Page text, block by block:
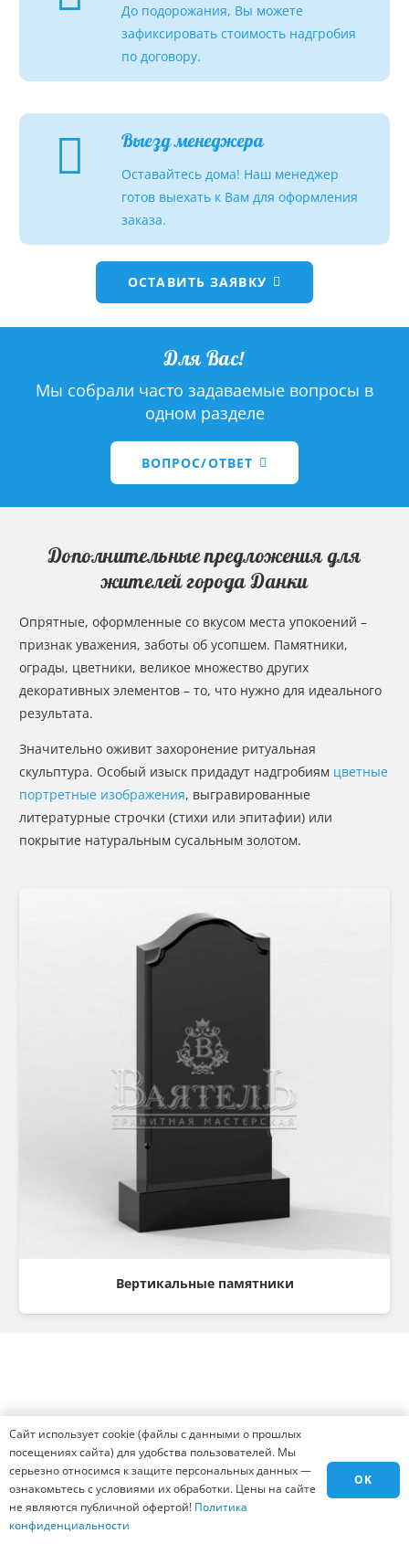
До подорожания, Вы можете
зафиксировать стоимость надгробия
по договору.
Выезд менеджера
Оставайтесь дома! Наш менеджер
готов выехать к Вам для оформления
заказа.
ОСТАВИТЬ ЗАЯВКУ
Для Вас!
Мы собрали часто задаваемые вопросы в
одном разделе
ВОПРОС/ОТВЕТ
Дополнительные предложения для
жителей города Данки
Опрятные, оформленные со вкусом места упокоений –
признак уважения, заботы об усопшем. Памятники,
ограды, цветники, великое множество других
декоративных элементов – то, что нужно для идеального
результата.
Значительно оживит захоронение ритуальная
скульптура. Особый изыск придадут надгробиям цветные
портретные изображения, выгравированные
литературные строчки (стихи или эпитафии) или
покрытие натуральным сусальным золотом.
Вертикальные памятники
Остались вопросы? Хотите оформить заказ?
Мы готовы ответить на все вопросы и помочь
оформить заказ, вам всего лишь надо заполнить
форму ниже и нажать на кнопку заказать.
Сайт использует cookie (файлы с данными о прошлых
посещениях сайта) для удобства пользователей. Мы
серьезно относимся к защите персональных данных —
ознакомьтесь с условиями их обработки. Цены на сайте
не являются публичной офертой! Политика
конфиденциальности
OK